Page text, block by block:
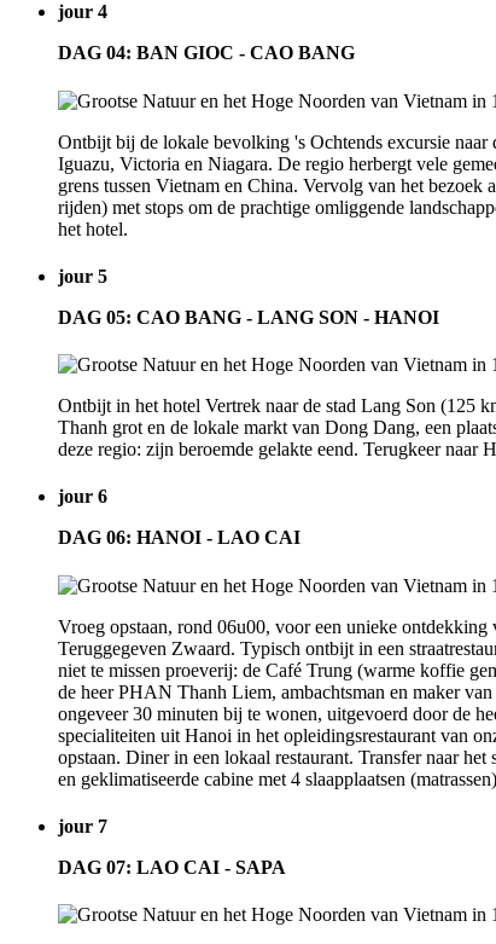
jour 4
DAG 04: BAN GIOC - CAO BANG
Ontbijt bij de lokale bevolking 's Ochtends excursie
Iguazu, Victoria en Niagara. De regio herbergt vele
grens tussen Vietnam en China. Vervolg van het
rijden) met stops om de prachtige omliggende
het hotel.
jour 5
DAG 05: CAO BANG - LANG SON - HANOI
Ontbijt in het hotel Vertrek naar de stad Lang Son (125
Thanh grot en de lokale markt van Dong Dang, een
deze regio: zijn beroemde gelakte eend. Terugkeer
jour 6
DAG 06: HANOI - LAO CAI
Vroeg opstaan, rond 06u00, voor een unieke
Teruggegeven Zwaard. Typisch ontbijt in een
niet te missen proeverij: de Café Trung (warme koffie
de heer PHAN Thanh Liem, ambachtsman en maker
ongeveer 30 minuten bij te wonen, uitgevoerd door de
specialiteiten uit Hanoi in het opleidingsrestaurant van
opstaan. Diner in een lokaal restaurant. Transfer naar
en geklimatiseerde cabine met 4 slaapplaatsen
jour 7
DAG 07: LAO CAI - SAPA